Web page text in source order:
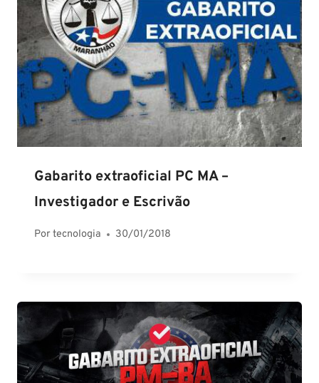
Gabarito extraoficial PC MA –
Investigador e Escrivão
Portecnologia 30/01/2018